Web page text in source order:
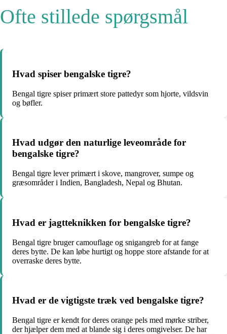
Ofte stillede spørgsmål
Hvad spiser bengalske tigre?
Bengal tigre spiser primært store pattedyr som hjorte, vildsvin
og bøfler.
Hvad udgør den naturlige leveområde for
bengalske tigre?
Bengal tigre lever primært i skove, mangrover, sumpe og
græsområder i Indien, Bangladesh, Nepal og Bhutan.
Hvad er jagtteknikken for bengalske tigre?
Bengal tigre bruger camouflage og snigangreb for at fange
deres bytte. De kan løbe hurtigt og hoppe store afstande for at
overraske deres bytte.
Hvad er de vigtigste træk ved bengalske tigre?
Bengal tigre er kendt for deres orange pels med mørke striber,
der hjælper dem med at blande sig i deres omgivelser. De har